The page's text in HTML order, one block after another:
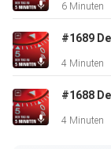
6 Minuten
#1689
4 Minuten
#1688
4 Minuten